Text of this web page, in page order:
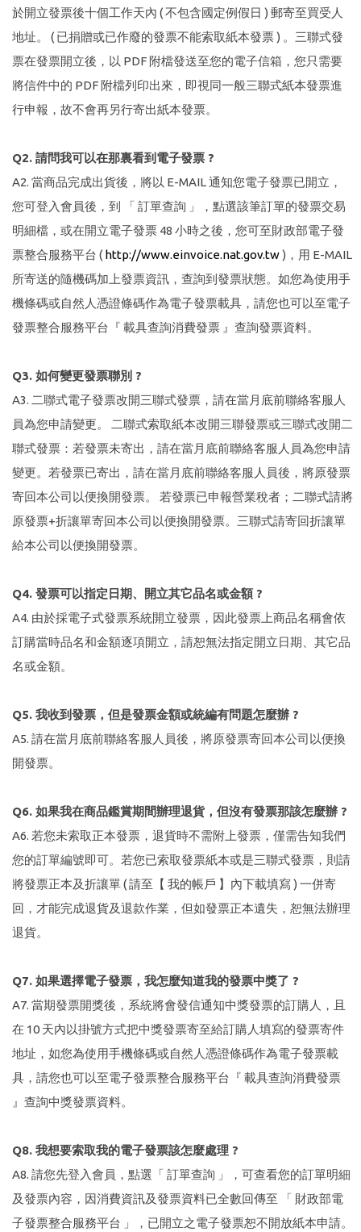
於開立發票後十個工作天內 ( 不包含國定例假日 ) 郵寄至買受人
地址。 ( 已捐贈或已作廢的發票不能索取紙本發票 ) 。三聯式發
票在發票開立後，以 PDF 附檔發送至您的電子信箱，您只需要
將信件中的 PDF 附檔列印出來，即視同一般三聯式紙本發票進
行申報，故不會再另行寄出紙本發票。
Q2. 請問我可以在那裏看到電子發票 ?
A2. 當商品完成出貨後，將以 E-MAIL 通知您電子發票已開立，
您可登入會員後，到 「 訂單查詢 」，點選該筆訂單的發票交易
明細檔，或在開立電子發票 48 小時之後，您可至財政部電子發
票整合服務平台 ( http://www.einvoice.nat.gov.tw)，用 E-MAIL
所寄送的隨機碼加上發票資訊，查詢到發票狀態。如您為使用手
機條碼或自然人憑證條碼作為電子發票載具，請您也可以至電子
發票整合服務平台『 載具查詢消費發票 』查詢發票資料。
Q3. 如何變更發票聯別 ?
A3. 二聯式電子發票改開三聯式發票，請在當月底前聯絡客服人
員為您申請變更。 二聯式索取紙本改開三聯發票或三聯式改開二
聯式發票：若發票未寄出，請在當月底前聯絡客服人員為您申請
變更。若發票已寄出，請在當月底前聯絡客服人員後，將原發票
寄回本公司以便換開發票。 若發票已申報營業稅者；二聯式請將
原發票+折讓單寄回本公司以便換開發票。三聯式請寄回折讓單
給本公司以便換開發票。
Q4. 發票可以指定日期、開立其它品名或金額 ?
A4. 由於採電子式發票系統開立發票，因此發票上商品名稱會依
訂購當時品名和金額逐項開立，請恕無法指定開立日期、其它品
名或金額。
Q5. 我收到發票，但是發票金額或統編有問題怎麼辦 ?
A5. 請在當月底前聯絡客服人員後，將原發票寄回本公司以便換
開發票。
Q6. 如果我在商品鑑賞期間辦理退貨，但沒有發票那該怎麼辦 ?
A6. 若您未索取正本發票，退貨時不需附上發票，僅需告知我們
您的訂單編號即可。若您已索取發票紙本或是三聯式發票，則請
將發票正本及折讓單 ( 請至【 我的帳戶 】內下載填寫 ) 一併寄
回，才能完成退貨及退款作業，但如發票正本遺失，恕無法辦理
退貨。
Q7. 如果選擇電子發票，我怎麼知道我的發票中獎了 ?
A7. 當期發票開獎後，系統將會發信通知中獎發票的訂購人，且
在 10 天內以掛號方式把中獎發票寄至給訂購人填寫的發票寄件
地址，如您為使用手機條碼或自然人憑證條碼作為電子發票載
具，請您也可以至電子發票整合服務平台『 載具查詢消費發票
』查詢中獎發票資料。
Q8. 我想要索取我的電子發票該怎麼處理 ?
A8. 請您先登入會員，點選「 訂單查詢 」，可查看您的訂單明細
及發票內容，因消費資訊及發票資料已全數回傳至 「 財政部電
子發票整合服務平台 」，已開立之電子發票恕不開放紙本申請。